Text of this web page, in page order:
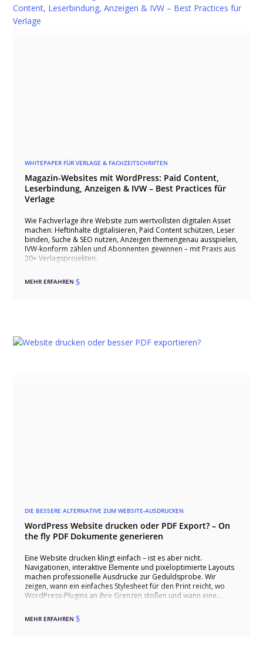
WHITEPAPER FÜR VERLAGE & FACHZEITSCHRIFTEN
Magazin-Websites mit WordPress: Paid Content,
Leserbindung, Anzeigen & IVW – Best Practices für
Verlage
Wie Fachverlage ihre Website zum wertvollsten digitalen Asset
machen: Heftinhalte digitalisieren, Paid Content schützen, Leser
binden, Suche & SEO nutzen, Anzeigen themengenau ausspielen,
IVW-konform zählen und Abonnenten gewinnen – mit Praxis aus
20+ Verlagsprojekten.
MEHR ERFAHREN$
DIE BESSERE ALTERNATIVE ZUM WEBSITE-AUSDRUCKEN
WordPress Website drucken oder PDF Export? – On
the fly PDF Dokumente generieren
Eine Website drucken klingt einfach – ist es aber nicht.
Navigationen, interaktive Elemente und pixeloptimierte Layouts
machen professionelle Ausdrucke zur Geduldsprobe. Wir
zeigen, wann ein einfaches Stylesheet für den Print reicht, wo
WordPress-Plugins an ihre Grenzen stoßen und wann eine
MEHR ERFAHREN$